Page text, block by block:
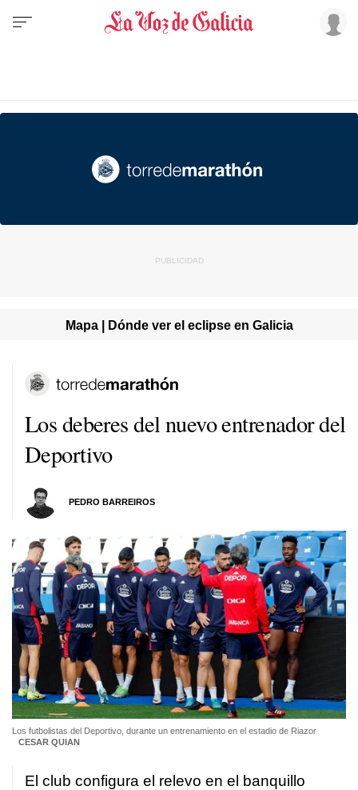
Mapa | Dónde ver el eclipse en Galicia
Los deberes del nuevo entrenador del
Deportivo
PEDRO BARREIROS
Los futbolistas del Deportivo, durante un entrenamiento en el estadio de Riazor
CESAR QUIAN
El club configura el relevo en el banquillo